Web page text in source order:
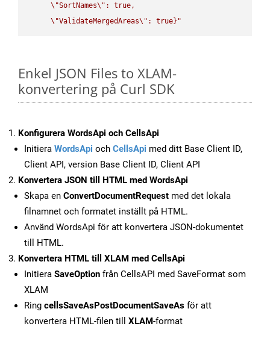
\"SortNames\" : true,
\"ValidateMergedAreas\" : true}"
Enkel JSON Files to XLAM-
konvertering på Curl SDK
Konfigurera WordsApi och CellsApi
Initiera WordsApi och CellsApi med ditt Base Client ID,
Client API, version Base Client ID, Client API
Konvertera JSON till HTML med WordsApi
Skapa en ConvertDocumentRequest med det lokala
filnamnet och formatet inställt på HTML.
Använd WordsApi för att konvertera JSON-dokumentet
till HTML.
Konvertera HTML till XLAM med CellsApi
Initiera SaveOption från CellsAPI med SaveFormat som
XLAM
Ring cellsSaveAsPostDocumentSaveAs för att
konvertera HTML-filen till XLAM-format